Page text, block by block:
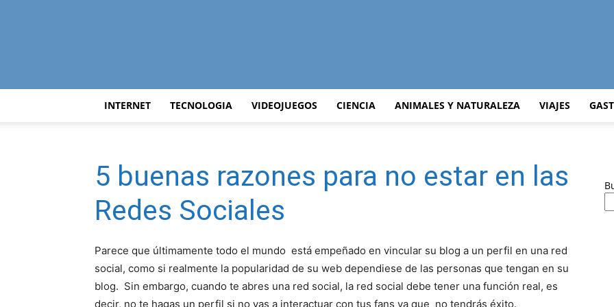
Curiosidades
Curiosas
del
INTERNET TECNOLOGIA VIDEOJUEGOS CIENCIA ANIMALES Y NATURALEZA VIAJES
5 buenas razones para no estar en las
Redes Sociales
Parece que últimamente todo el mundo está empeñado en vincular su blog a un perfil en una red
social, como si realmente la popularidad de su web dependiese de las personas que tengan en su
blog. Sin embargo, cuando te abres una red social, la red social debe tener una función real, es
decir, no te hagas un perfil si no vas a interactuar con tus fans ya que no tendrás éxito.